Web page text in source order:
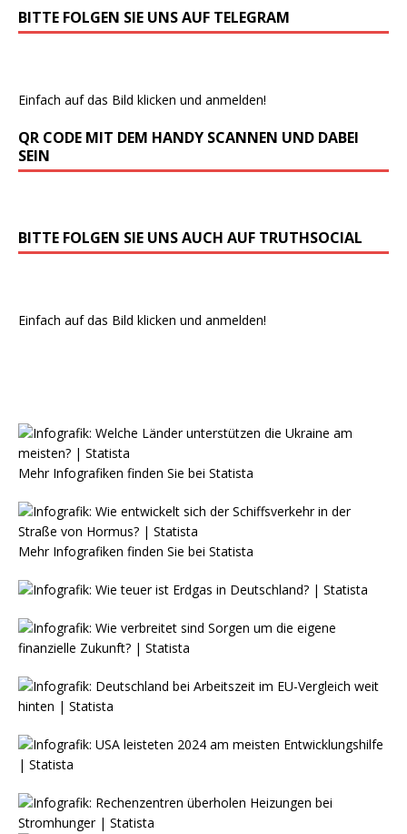
BITTE FOLGEN SIE UNS AUF TELEGRAM
Einfach auf das Bild klicken und anmelden!
QR CODE MIT DEM HANDY SCANNEN UND DABEI
SEIN
BITTE FOLGEN SIE UNS AUCH AUF TRUTHSOCIAL
Einfach auf das Bild klicken und anmelden!
Mehr Infografiken finden Sie bei Statista
Mehr Infografiken finden Sie bei Statista